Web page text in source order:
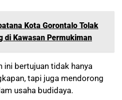
Kota Gorontalo Tolak
di Kawasan Permukiman
ini bertujuan tidak hanya
tapi juga mendorong
usaha budidaya.